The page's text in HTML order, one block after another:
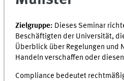
Zielgruppe: Dieses Seminar
Beschäftigten der Universität,
Überblick über Regelungen und
Handeln verschaffen oder
Compliance bedeutet